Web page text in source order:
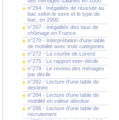
n°264 - Inégalités de réussite au
bac selon le sexe et le type de
bac, en 2000.
n°267 - Inégalités des taux de
chômage en France.
n°270 - Interprétation d'une table
de mobilité avec trois catégories.
n°272 - La courbe de Lorenz
n°275 - Le rapport inter-décile
n°279 - Le revenu des ménages
par décile
n°282 - Lecture d'une table de
destinée
n°284 - Lecture d'une table de
mobilité en valeur absolue
n°286 - Lecture d'une table de
recrutement